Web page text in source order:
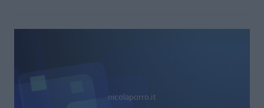
nicolaporro.it